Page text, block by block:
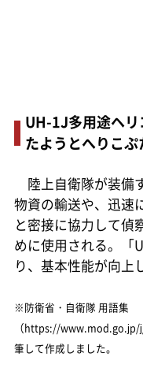
UH-1J多用途ヘ
たようとへりこぷ
陸上自衛隊が装備
物資の輸送や、迅速
と密接に協力して偵
めに使用される。「
り、基本性能が向上
※防衛省・自衛隊 用語集
（https://
筆して作成しました。